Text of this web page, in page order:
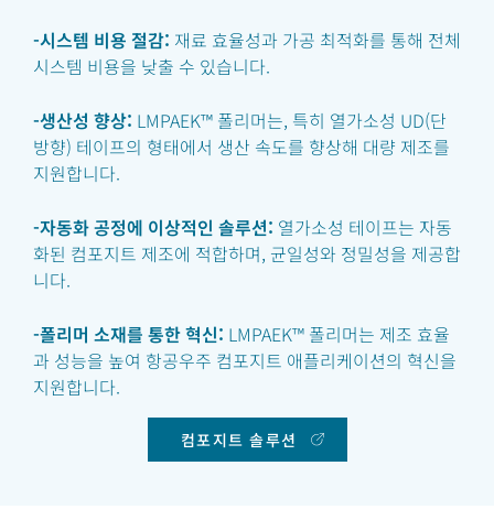
-시스템 비용 절감: 재료 효율성과 가공 최적화를 통해 전체
시스템 비용을 낮출 수 있습니다.
-생산성 향상: LMPAEK™ 폴리머는, 특히 열가소성 UD(단
방향) 테이프의 형태에서 생산 속도를 향상해 대량 제조를
지원합니다.
-자동화 공정에 이상적인 솔루션: 열가소성 테이프는 자동
화된 컴포지트 제조에 적합하며, 균일성와 정밀성을 제공합
니다.
-폴리머 소재를 통한 혁신: LMPAEK™ 폴리머는 제조 효율
과 성능을 높여 항공우주 컴포지트 애플리케이션의 혁신을
지원합니다.
컴포지트 솔루션